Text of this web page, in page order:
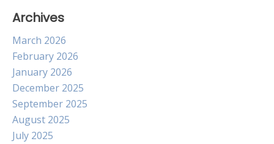
Archives
March 2026
February 2026
January 2026
December 2025
September 2025
August 2025
July 2025